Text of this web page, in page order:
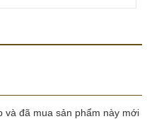
và đã mua sản phẩm này mới